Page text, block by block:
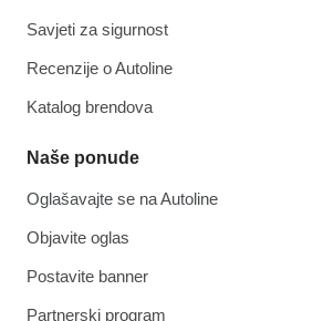
Savjeti za sigurnost
Recenzije o Autoline
Katalog brendova
Naše ponude
Oglašavajte se na Autoline
Objavite oglas
Postavite banner
Partnerski program